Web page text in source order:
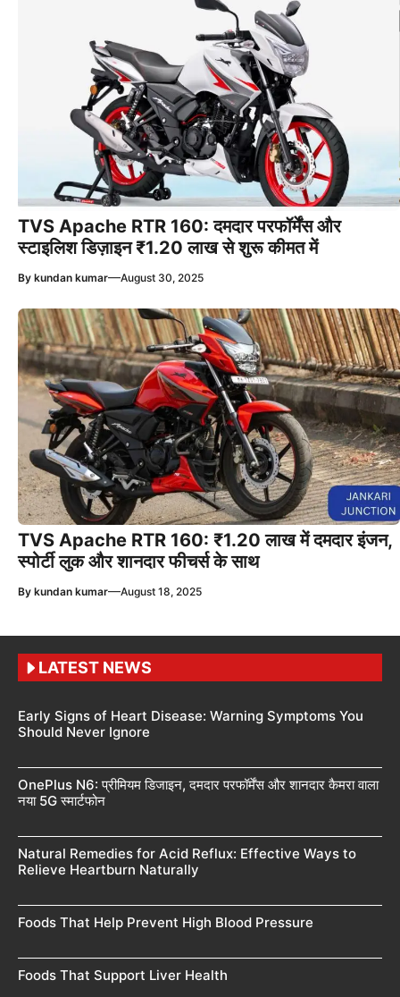
TVS Apache RTR 160: दमदार परफॉर्मेंस और
स्टाइलिश डिज़ाइन ₹1.20 लाख से शुरू कीमत में
By kundan kumar—August 30, 2025
TVS Apache RTR 160: ₹1.20 लाख में दमदार इंजन,
स्पोर्टी लुक और शानदार फीचर्स के साथ
By kundan kumar—August 18, 2025
LATEST NEWS
Early Signs of Heart Disease: Warning Symptoms You
Should Never Ignore
OnePlus N6: प्रीमियम डिजाइन, दमदार परफॉर्मेंस और शानदार कैमरा वाला
नया 5G स्मार्टफोन
Natural Remedies for Acid Reflux: Effective Ways to
Relieve Heartburn Naturally
Foods That Help Prevent High Blood Pressure
Foods That Support Liver Health